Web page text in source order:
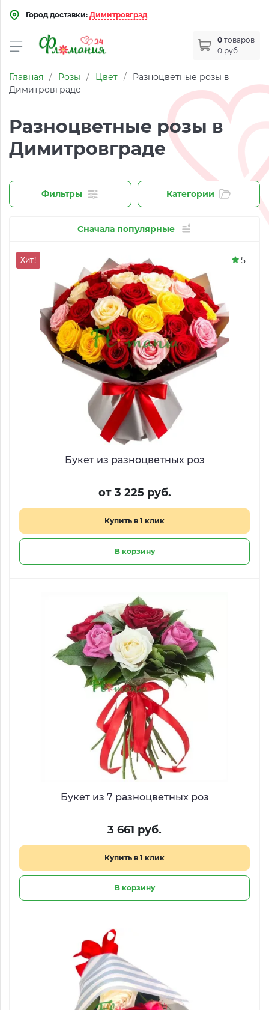
Город доставки: Димитровград
0 товаров
0 руб.
Главная / Розы / Цвет /
Разноцветные розы в
Димитровграде
Разноцветные розы в
Димитровграде
Фильтры Категории
Сначала популярные
Букет из разноцветных роз
от 3 225 руб.
Купить в 1 клик
В корзину
Хит! 5
Букет из 7 разноцветных роз
3 661 руб.
Купить в 1 клик
В корзину